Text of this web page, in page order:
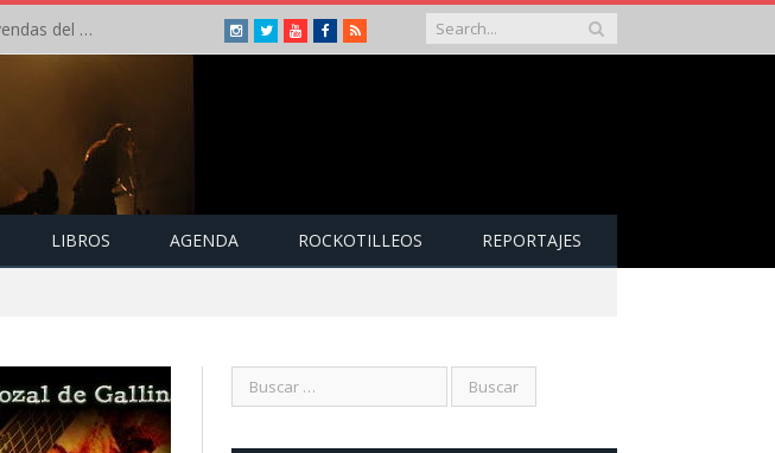
Crónica: Arch Enemy brilla en la segunda jornada del Leyendas del Rock – Jueves – Agosto 2026 Instagram
TwitterYoutubeFacebook
RSS
LIBROS AGENDA ROCKOTILLEOS REPORTAJES